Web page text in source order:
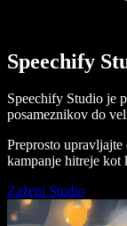
Speechify
Speechify Studio je
posameznikov do
Preprosto
kampanje hitreje kot
Zaženi Studio